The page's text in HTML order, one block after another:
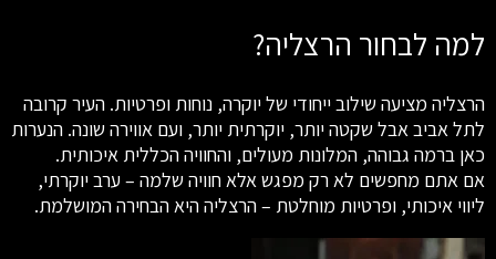
למה לבחור הרצליה?
הרצליה מציעה שילוב ייחודי של יוקרה, נוחות ופרטיות. העיר קרובה
לתל אביב אבל שקטה יותר, יוקרתית יותר, ועם אווירה שונה. הנערות
כאן ברמה גבוהה, המלונות מעולים, והחוויה הכללית איכותית.
אם אתם מחפשים לא רק מפגש אלא חוויה שלמה – ערב יוקרתי,
ליווי איכותי, ופרטיות מוחלטת – הרצליה היא הבחירה המושלמת.